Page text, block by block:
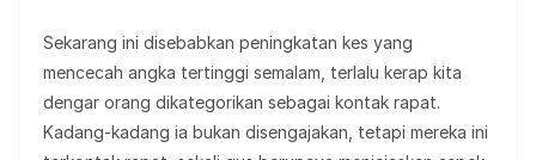
Sekarang ini disebabkan peningkatan kes yang
mencecah angka tertinggi semalam, terlalu kerap kita
dengar orang dikategorikan sebagai kontak rapat.
Kadang-kadang ia bukan disengajakan, tetapi mereka ini